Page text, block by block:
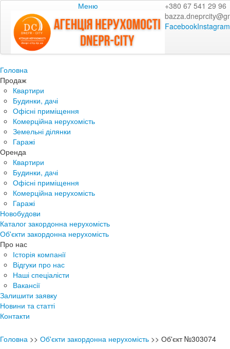
Меню
+380 67 541 29 96
FacebookInstagram
Головна
Продаж
Квартири
Будинки, дачі
Офісні приміщення
Комерційна нерухомість
Земельні ділянки
Гаражі
Оренда
Квартири
Будинки, дачі
Офісні приміщення
Комерційна нерухомість
Гаражі
Новобудови
Каталог закордонна нерухомість
Об'єкти закордонна нерухомість
Про нас
Історія компанії
Відгуки про нас
Наші спеціалісти
Вакансії
Залишити заявку
Новини та статті
Контакти
Головна >> Об'єкти закордонна нерухомість >> Об'єкт №303074